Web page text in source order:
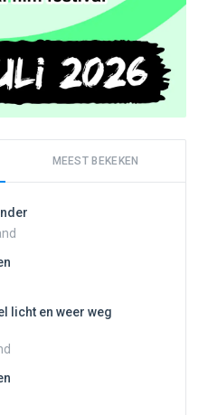
MEEST BEKEKEN
licht en weer weg